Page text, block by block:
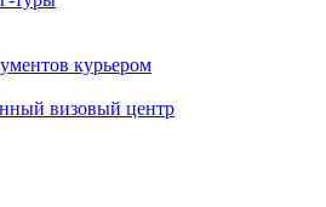
курьером
визовый центр